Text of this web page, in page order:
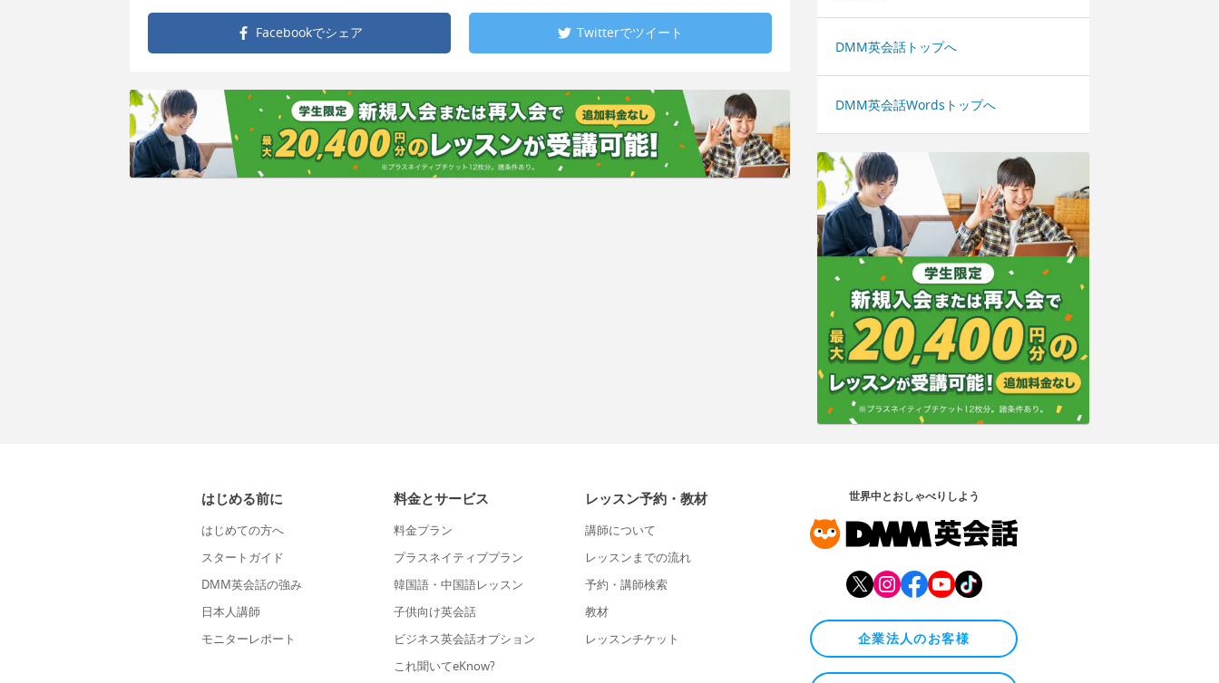
Facebookでシェア Twitterでツイート
DMM英会話トップへ
DMM英会話Wordsトップへ
はじめる前に
はじめての方へ
スタートガイド
DMM英会話の強み
日本人講師
モニターレポート
料金とサービス
料金プラン
プラスネイティブプラン
韓国語・中国語レッスン
子供向け英会話
ビジネス英会話オプション
これ聞いてeKnow?
レッスン予約・教材
講師について
レッスンまでの流れ
予約・講師検索
教材
レッスンチケット
世界中とおしゃべりしよう
企業法人のお客様